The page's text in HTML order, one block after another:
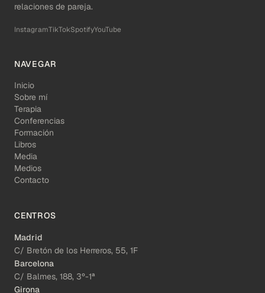
relaciones de pareja.
InstagramTikTokSpotifyYouTube
NAVEGAR
Inicio
Sobre mí
Terapia
Conferencias
Formación
Libros
Media
Medios
Contacto
CENTROS
Madrid
C/ Bretón de los Herreros, 55, 1F
Barcelona
C/ Balmes, 188, 3º-1ª
Girona